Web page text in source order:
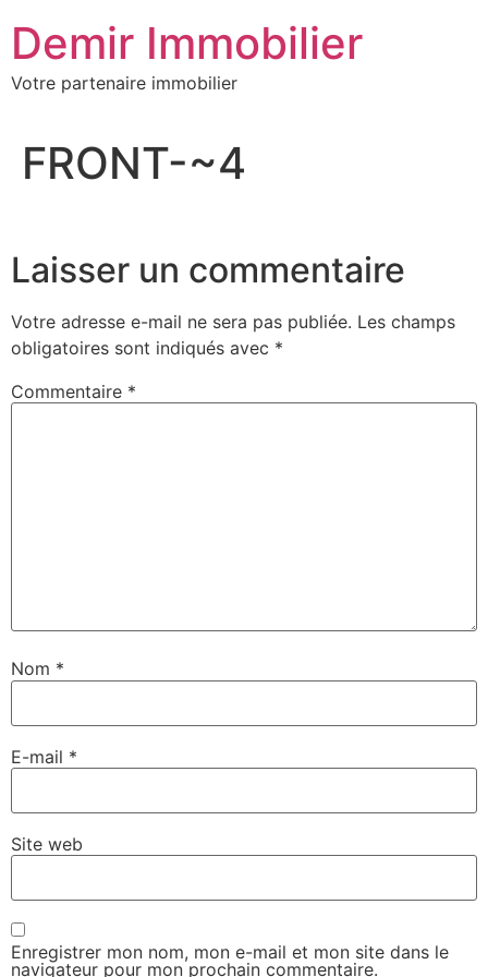
contenu
Demir Immobilier
Votre partenaire immobilier
FRONT-~4
Laisser un commentaire
Votre adresse e-mail ne sera pas publiée. Les champs
obligatoires sont indiqués avec *
Commentaire *
Nom *
E-mail *
Site web
Enregistrer mon nom, mon e-mail et mon site dans le
navigateur pour mon prochain commentaire.